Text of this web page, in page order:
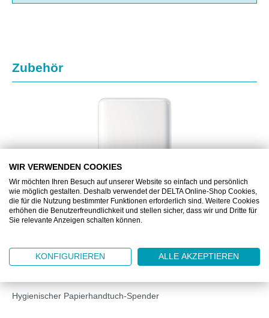
Produktgalerie überspringen
Zubehör
TORK XPRESS SPENDER FÜR MULTIFOLD HT H2
Hygienischer Papierhandtuch-Spender
WIR VERWENDEN COOKIES
Wir möchten Ihren Besuch auf unserer Website so einfach und persönlich
wie möglich gestalten. Deshalb verwendet der DELTA Online-Shop Cookies,
die für die Nutzung bestimmter Funktionen erforderlich sind. Weitere Cookies
erhöhen die Benutzerfreundlichkeit und stellen sicher, dass wir und Dritte für
Sie relevante Anzeigen schalten können.
KONFIGURIEREN ALLE AKZEPTIEREN